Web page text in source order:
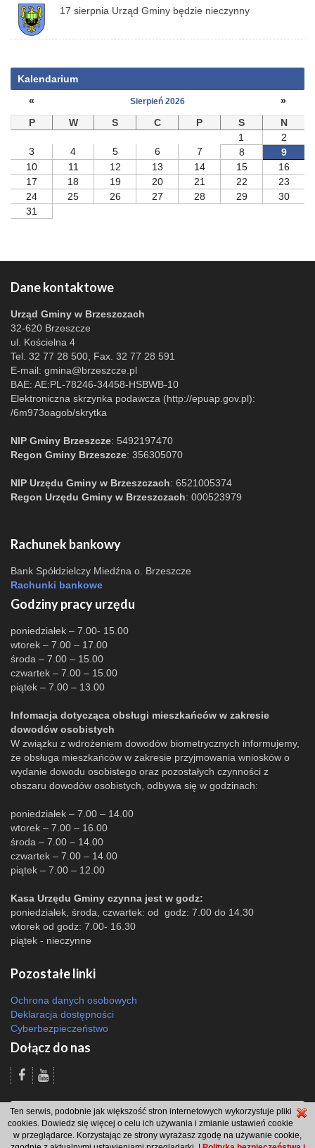
17 sierpnia Urząd Gminy będzie nieczynny
Kalendarium
«
Sierpień 2026
»
P
W S C P S
N
1
2
3
4 5 6 7 8
9
10
11 12 13 14 15
16
17
18 19 20 21 22
23
24
25 26 27 28 29
30
31
Dane kontaktowe
Urząd Gminy w Brzeszczach
32-620 Brzeszcze
ul. Kościelna 4
Tel. 32 77 28 500, Fax. 32 77 28 591
E-mail: gmina@brzeszcze.pl
BAE: AE:PL-78246-34458-HSBWB-10
Elektroniczna skrzynka podawcza (http://epuap.gov.pl):
/6m973oagob/skrytka
NIP Gminy Brzeszcze: 5492197470
Regon Gminy Brzeszcze: 356305070
NIP Urzędu Gminy w Brzeszczach: 6521005374
Regon Urzędu Gminy w Brzeszczach: 000523979
Rachunek bankowy
Bank Spółdzielczy Miedźna o. Brzeszcze
Rachunki bankowe
Godziny pracy urzędu
poniedziałek – 7.00- 15.00
wtorek – 7.00 – 17.00
środa – 7.00 – 15.00
czwartek – 7.00 – 15.00
piątek – 7.00 – 13.00
Infomacja dotycząca obsługi mieszkańców w zakresie
dowodów osobistych
W związku z wdrożeniem dowodów biometrycznych informujemy,
że obsługa mieszkańców w zakresie przyjmowania wniosków o
wydanie dowodu osobistego oraz pozostałych czynności z
obszaru dowodów osobistych, odbywa się w godzinach:
poniedziałek – 7.00 – 14.00
wtorek – 7.00 – 16.00
środa – 7.00 – 14.00
czwartek – 7.00 – 14.00
piątek – 7.00 – 12.00
Kasa Urzędu Gminy czynna jest w godz:
poniedziałek, środa, czwartek: od godz: 7.00 do 14.30
wtorek od godz: 7.00- 16.30
piątek - nieczynne
Pozostałe linki
Ochrona danych osobowych
Deklaracja dostępności
Cyberbezpieczeństwo
Dołącz do nas
Odsłon: 3152 | |Polityka bezpieczeństwa i polityka cookies|Redakcja|2007
- 2026 © Gmina Brzeszcze
projekt: Wdesk
Ten serwis, podobnie jak większość stron internetowych wykorzystuje pliki
cookies. Dowiedz się więcej o celu ich używania i zmianie ustawień cookie
w przeglądarce. Korzystając ze strony wyrażasz zgodę na używanie cookie,